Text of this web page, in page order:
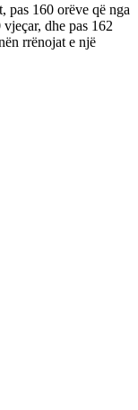
pas 160 orëve që nga
dhe pas 162
rrënojat e një